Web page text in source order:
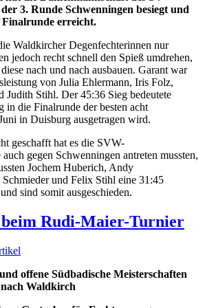
3. Runde Schwenningen besiegt und
Finalrunde erreicht.
Waldkircher Degenfechterinnen nur
jedoch recht schnell den Spieß umdrehen,
nach und nach ausbauen. Garant war
von Julia Ehlermann, Iris Folz,
Judith Stihl. Der 45:36 Sieg bedeutete
in die Finalrunde der besten acht
in Duisburg ausgetragen wird.
geschafft hat es die SVW-
gegen Schwenningen antreten mussten,
Jochem Huberich, Andy
und Felix Stihl eine 31:45
sind somit ausgeschieden.
Rudi-Maier-Turnier
offene Südbadische Meisterschaften
Waldkirch